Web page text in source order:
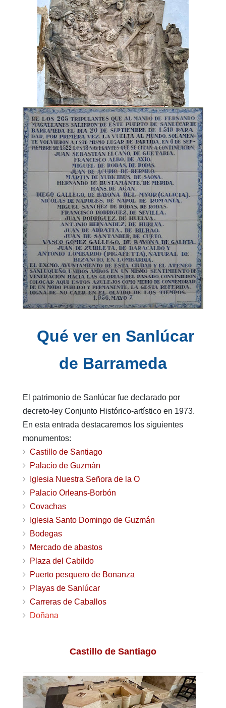
Qué ver en Sanlúcar
de Barrameda
El patrimonio de Sanlúcar fue declarado por
decreto-ley Conjunto Histórico-artístico en 1973.
En esta entrada destacaremos los siguientes
monumentos:
Castillo de Santiago
Palacio de Guzmán
Iglesia Nuestra Señora de la O
Palacio Orleans-Borbón
Covachas
Iglesia Santo Domingo de Guzmán
Bodegas
Mercado de abastos
Plaza del Cabildo
Puerto pesquero de Bonanza
Playas de Sanlúcar
Carreras de Caballos
Doñana
Castillo de Santiago